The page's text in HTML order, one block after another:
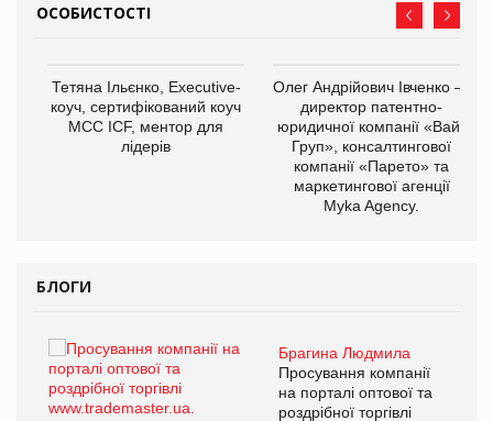
ОСОБИСТОСТІ
Тетяна Ільєнко, Executive-
коуч, сертифікований коуч
МСС ICF, ментор для
лідерів
Олег Андрійович Івченко —
директор патентно-
юридичної компанії «Вайз
Груп», консалтингової
компанії «Парето» та
маркетингової агенції
Myka Agency.
БЛОГИ
Брагина Людмила
Просування компанії
на порталі оптової та
роздрібної торгівлі